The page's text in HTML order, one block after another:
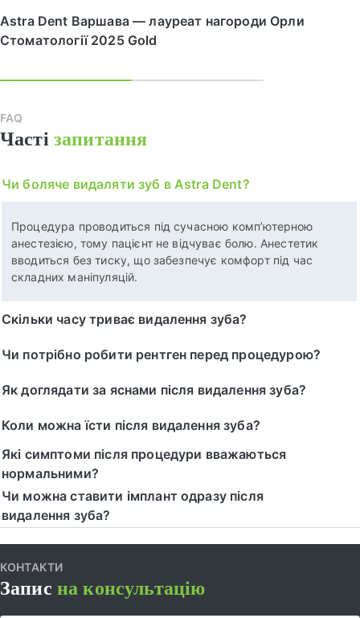
Astra Dent Варшава — лауреат нагороди Орли
Стоматології 2025 Gold
FAQ
Часті запитання
Чи боляче видаляти зуб в Astra Dent?
Процедура проводиться під сучасною комп’ютерною
анестезією, тому пацієнт не відчуває болю. Анестетик
вводиться без тиску, що забезпечує комфорт під час
складних маніпуляцій.
Скільки часу триває видалення зуба?
Чи потрібно робити рентген перед процедурою?
Як доглядати за яснами після видалення зуба?
Коли можна їсти після видалення зуба?
Які симптоми після процедури вважаються
нормальними?
Чи можна ставити імплант одразу після
видалення зуба?
КОНТАКТИ
Запис на консультацію